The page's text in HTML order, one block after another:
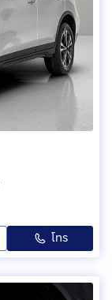
โทร